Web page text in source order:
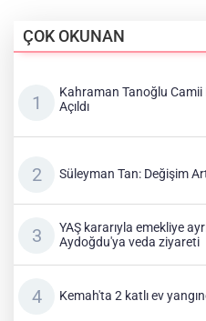
ÇOK OKUNAN
Kahraman Tanoğlu
Açıldı
Süleyman Tan: Değişim
YAŞ kararıyla emekliye
Aydoğdu'ya veda ziyareti
Kemah'ta 2 katlı ev